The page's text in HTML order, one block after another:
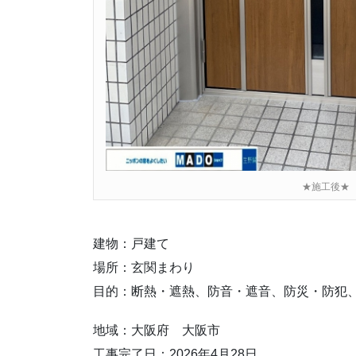
★施工後★
建物：戸建て
場所：玄関まわり
目的：断熱・遮熱、防音・遮音、防災・防犯
地域：大阪府 大阪市